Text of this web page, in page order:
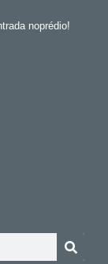
noprédio!